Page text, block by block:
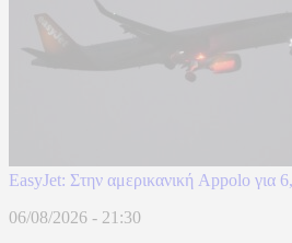
EasyJet: Στην αμερικανική Appolo για
06/08/2026 - 21:30